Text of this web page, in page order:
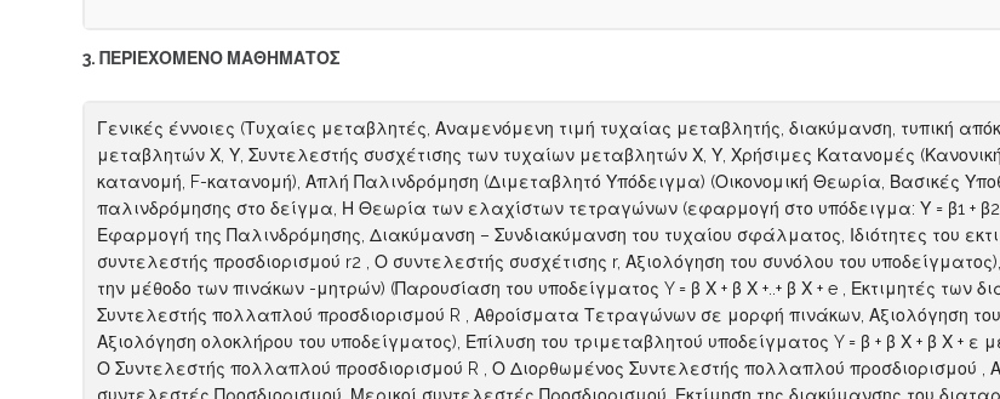
3. ΠΕΡΙΕΧΟΜΕΝΟ ΜΑΘΗΜΑΤΟΣ
Γενικές έννοιες (Τυχαίες μεταβλητές, Αναμενόμενη τιμή τυχαίας μεταβλητής, διακύμανση, τυπική
μεταβλητών Χ, Υ, Συντελεστής συσχέτισης των τυχαίων μεταβλητών Χ, Υ, Χρήσιμες Κατανομές
κατανομή, F-κατανομή), Απλή Παλινδρόμηση (Διμεταβλητό Υπόδειγμα) (Οικονομική Θεωρία, Βασικές
παλινδρόμησης στο δείγμα, Η Θεωρία των ελαχίστων τετραγώνων (εφαρμογή στο υπόδειγμα: Υ = β1 +
Εφαρμογή της Παλινδρόμησης, Διακύμανση – Συνδιακύμανση του τυχαίου σφάλματος, Ιδιότητες του
συντελεστής προσδιορισμού r2 , Ο συντελεστής συσχέτισης r, Αξιολόγηση του συνόλου του
την μέθοδο των πινάκων -μητρών) (Παρουσίαση του υποδείγματος Y = β Χ + β Χ +..+ β Χ + e , Εκτιμητές
Συντελεστής πολλαπλού προσδιορισμού R , Αθροίσματα Τετραγώνων σε μορφή πινάκων, Αξιολόγηση
Αξιολόγηση ολοκλήρου του υποδείγματος), Επίλυση του τριμεταβλητού υποδείγματος Y = β + β Χ + β Χ +
Ο Συντελεστής πολλαπλού προσδιορισμού R , Ο Διορθωμένος Συντελεστής πολλαπλού προσδιορισμού ,